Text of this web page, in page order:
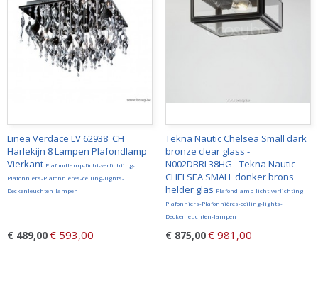
Linea Verdace LV 62938_CH
Harlekijn 8 Lampen Plafondlamp
Vierkant Plafondlamp-licht-verlichting-
Plafonniers-Plafonnières-ceiling-lights-
Deckenleuchten-lampen
€ 489,00€ 593,00
Tekna Nautic Chelsea Small dark
bronze clear glass -
N002DBRL38HG - Tekna Nautic
CHELSEA SMALL donker brons
helder glas Plafondlamp-licht-verlichting-
Plafonniers-Plafonnières-ceiling-lights-
Deckenleuchten-lampen
€ 875,00€ 981,00